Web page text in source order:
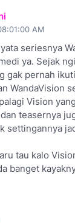
AM
seriesnya
ya. Sejak
gak pernah
WandaVision
Vision
teasernya
settingannya
tau kalo
banget